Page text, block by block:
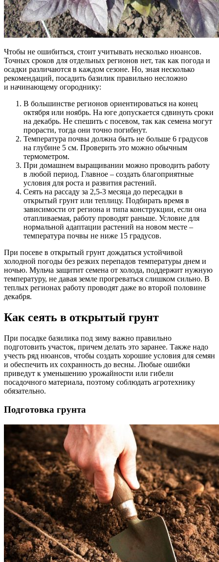
Чтобы не ошибиться, стоит учитывать несколько нюансов.
Точных сроков для отдельных регионов нет, так как погода и
осадки различаются в каждом сезоне. Но, зная несколько
рекомендаций, посадить базилик правильно несложно
и начинающему огороднику:
В большинстве регионов ориентироваться на конец
октября или ноябрь. На юге допускается сдвинуть сроки
на декабрь. Не спешить с посевом, так как семена могут
прорасти, тогда они точно погибнут.
Температура почвы должна быть не больше 6 градусов
на глубине 5 см. Проверить это можно обычным
термометром.
При домашнем выращивании можно проводить работу
в любой период. Главное – создать благоприятные
условия для роста и развития растений.
Сеять на рассаду за 2,5-3 месяца до пересадки в
открытый грунт или теплицу. Подбирать время в
зависимости от региона и типа конструкции, если она
отапливаемая, работу проводят раньше. Условие для
нормальной адаптации растений на новом месте –
температура почвы не ниже 15 градусов.
При посеве в открытый грунт дождаться устойчивой
холодной погоды без резких перепадов температуры днем и
ночью. Мульча защитит семена от холода, поддержит нужную
температуру, не давая земле прогреваться слишком сильно. В
теплых регионах работу проводят даже во второй половине
декабря.
Как сеять в открытый грунт
При посадке базилика под зиму важно правильно
подготовить участок, причем делать это заранее. Также надо
учесть ряд нюансов, чтобы создать хорошие условия для семян
и обеспечить их сохранность до весны. Любые ошибки
приведут к уменьшению урожайности или гибели
посадочного материала, поэтому соблюдать агротехнику
обязательно.
Подготовка грунта